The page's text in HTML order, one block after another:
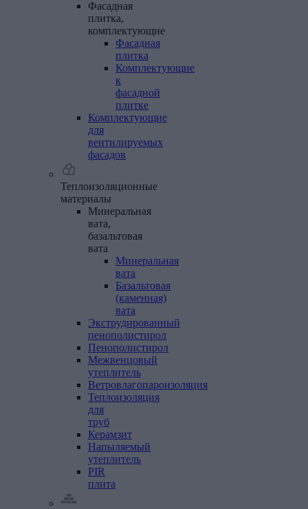
Фасадная
плитка,
комплектующие
Фасадная
плитка
Комплектующие
к
фасадной
плитке
Комплектующие
для
вентилируемых
фасадов
Теплоизоляционные
материалы
Минеральная
вата,
базальтовая
вата
Минеральная
вата
Базальтовая
(каменная)
вата
Экструдированный
пенополистирол
Пенополистирол
Межвенцовый
утеплитель
Ветровлагопароизоляция
Теплоизоляция
для
труб
Керамзит
Напыляемый
утеплитель
PIR
плита